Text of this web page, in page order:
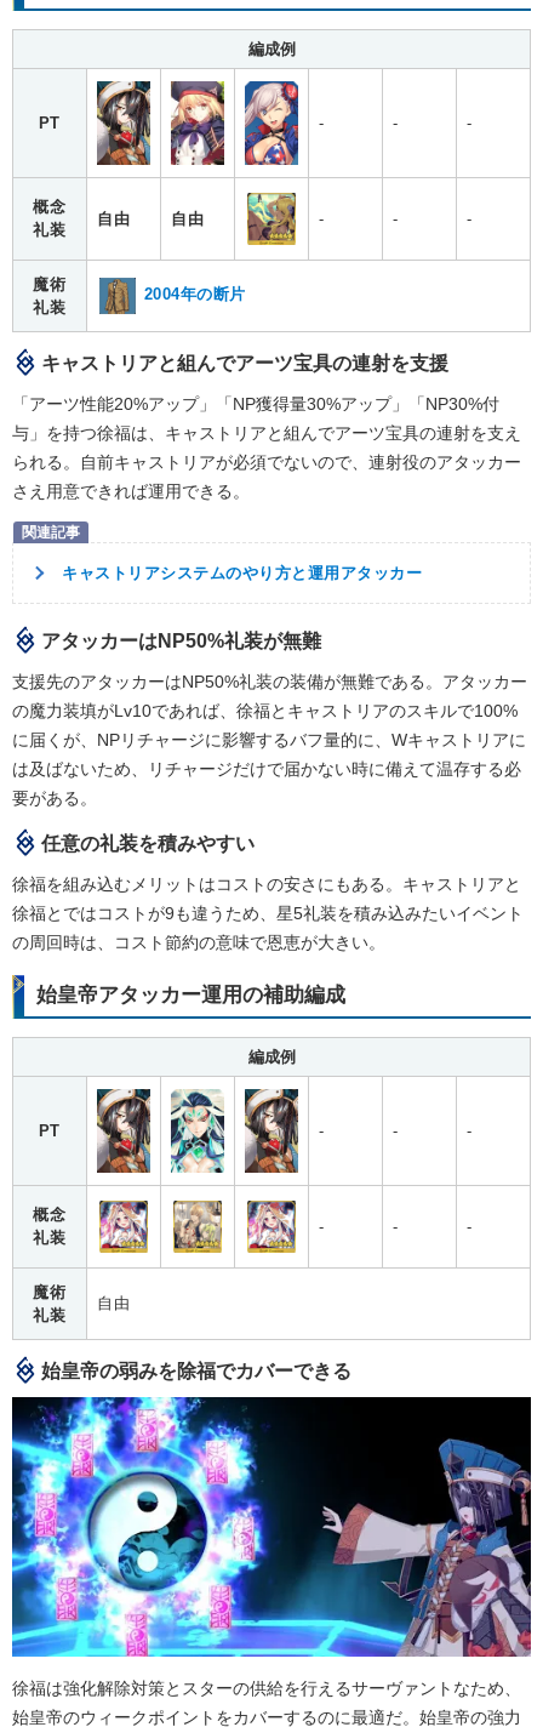
編成例
PT - - -
概念
礼装
自由 自由 - - -
魔術
礼装
2004年の断片
キャストリアと組んでアーツ宝具の連射を支援
「アーツ性能20%アップ」「NP獲得量30%アップ」「NP30%付
与」を持つ徐福は、キャストリアと組んでアーツ宝具の連射を支え
られる。自前キャストリアが必須でないので、連射役のアタッカー
さえ用意できれば運用できる。
キャストリアシステムのやり方と運用アタッカー
アタッカーはNP50%礼装が無難
支援先のアタッカーはNP50%礼装の装備が無難である。アタッカー
の魔力装填がLv10であれば、徐福とキャストリアのスキルで100%
に届くが、NPリチャージに影響するバフ量的に、Wキャストリアに
は及ばないため、リチャージだけで届かない時に備えて温存する必
要がある。
任意の礼装を積みやすい
徐福を組み込むメリットはコストの安さにもある。キャストリアと
徐福とではコストが9も違うため、星5礼装を積み込みたいイベント
の周回時は、コスト節約の意味で恩恵が大きい。
始皇帝アタッカー運用の補助編成
編成例
PT - - -
概念
礼装
- - -
魔術
礼装
自由
始皇帝の弱みを除福でカバーできる
徐福は強化解除対策とスターの供給を行えるサーヴァントなため、
始皇帝のウィークポイントをカバーするのに最適だ。始皇帝の強力